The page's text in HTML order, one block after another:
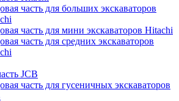
часть для больших экскаваторов
часть для мини экскаваторов Hitachi
часть для средних экскаваторов
JCB
часть для гусеничных экскаваторов